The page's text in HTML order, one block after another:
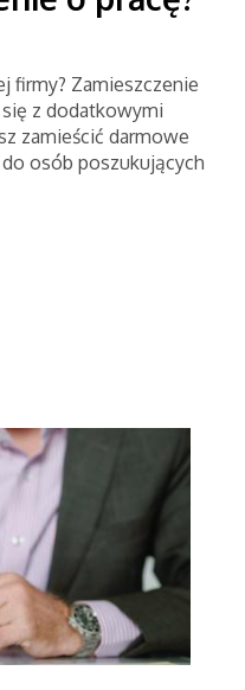
firmy? Zamieszczenie
z dodatkowymi
zamieścić darmowe
osób poszukujących